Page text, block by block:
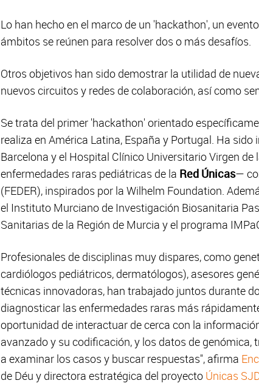
Lo han hecho en el marco de un 'hackathon', un
ámbitos se reúnen para resolver dos o más desafíos.
Otros objetivos han sido demostrar la utilidad de
nuevos circuitos y redes de colaboración, así como
Se trata del primer 'hackathon' orientado
realiza en América Latina, España y Portugal. Ha
Barcelona y el Hospital Clínico Universitario Virgen
enfermedades raras pediátricas de la Red Únicas—
(FEDER), inspirados por la Wilhelm Foundation.
el Instituto Murciano de Investigación Biosanitaria
Sanitarias de la Región de Murcia y el programa
Profesionales de disciplinas muy dispares, como
cardiólogos pediátricos, dermatólogos), asesores
técnicas innovadoras, han trabajado juntos durante
diagnosticar las enfermedades raras más
oportunidad de interactuar de cerca con la
avanzado y su codificación, y los datos de
a examinar los casos y buscar respuestas", afirma
de Déu y directora estratégica del proyecto Únicas